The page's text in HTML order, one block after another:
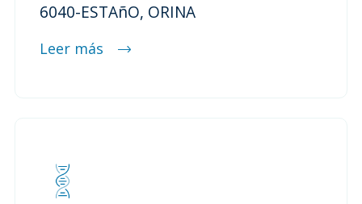
6040-ESTAñO, ORINA
Leer más